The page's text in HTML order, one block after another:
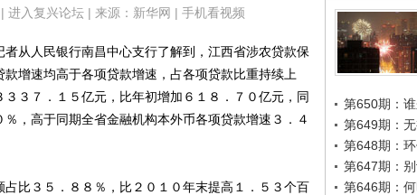
进入复兴论坛| 来源：新华网 | 手机看视频
第650期：
第649期：
第648期：
第647期：
第646期：
人民银行南昌中心支行了解到，江西省涉农贷款保
增速均高于各项贷款增速，占各项贷款比重持续上
３７．１５亿元，比年初增加６１８．７０亿元，同
，高于同期全省金融机构本外币各项贷款增速３．４
３５．８８％，比２０１０年末提高１．５３个百